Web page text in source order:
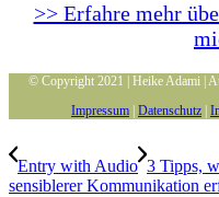
>> Erfahre mehr
© Copyright 2021 | Heike Adami |
Impressum Datenschutz
Entry with Audio 3 Tipps,
sensiblerer Kommunikation